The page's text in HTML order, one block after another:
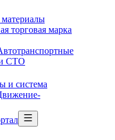
торговая марка
СТО
и система